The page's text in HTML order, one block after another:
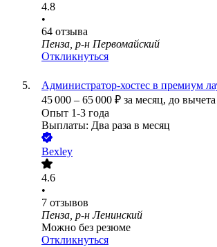
4.8
•
64 отзыва
Пенза, р-н Первомайский
Откликнуться
Администратор-хостес в премиум
45 000 – 65 000 ₽ за месяц, до
Опыт 1-3 года
Выплаты: Два раза в месяц
Bexley
4.6
•
7 отзывов
Пенза, р-н Ленинский
Можно без резюме
Откликнуться